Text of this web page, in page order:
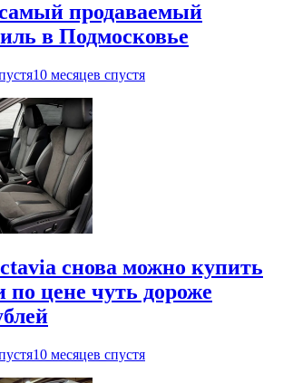
продаваемый
в Подмосковье
10 месяцев спустя
снова можно купить
по цене чуть дороже
10 месяцев спустя